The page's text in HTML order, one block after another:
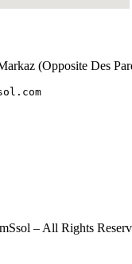
(Opposite Des
– All Rights